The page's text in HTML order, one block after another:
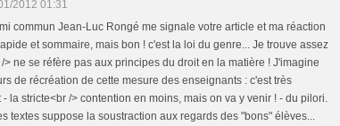
2012 01:31
commun Jean-Luc Rongé me signale votre article et ma réaction
et sommaire, mais bon ! c'est la loi du genre... Je trouve assez
ne se réfère pas aux principes du droit en la matière ! J'imagine
de récréation de cette mesure des enseignants : c'est très
la stricte<br /> contention en moins, mais on va y venir ! - du pilori.
textes suppose la soustraction aux regards des "bons" élèves...